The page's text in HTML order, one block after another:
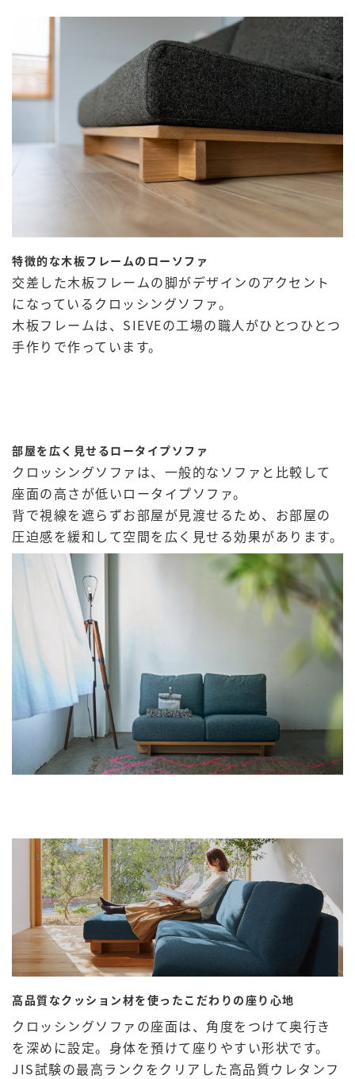
特徴的な木板フレームのローソファ
交差した木板フレームの脚がデザインのアクセント
になっているクロッシングソファ。
木板フレームは、SIEVEの工場の職人がひとつひとつ
手作りで作っています。
部屋を広く見せるロータイプソファ
クロッシングソファは、一般的なソファと比較して
座面の高さが低いロータイプソファ。
背で視線を遮らずお部屋が見渡せるため、お部屋の
圧迫感を緩和して空間を広く見せる効果があります。
高品質なクッション材を使ったこだわりの座り心地
クロッシングソファの座面は、角度をつけて奥行き
を深めに設定。身体を預けて座りやすい形状です。
JIS試験の最高ランクをクリアした高品質ウレタンフ